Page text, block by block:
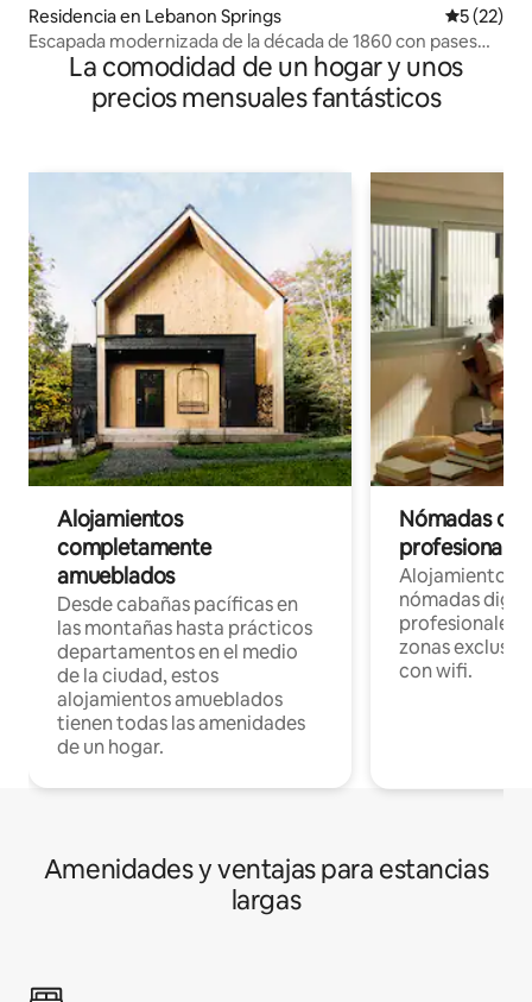
Residencia en Lebanon Springs
5 (22)
Escapada modernizada de la década de 1860 con pases
para el lago Queechy*
La comodidad de un hogar y unos
precios mensuales fantásticos
Alojamientos
completamente
amueblados
Desde cabañas pacíficas en
las montañas hasta prácticos
departamentos en el medio
de la ciudad, estos
alojamientos amueblados
tienen todas las amenidades
de un hogar.
Nómadas
Alojamientos
nómadas
profesionales
zonas
con wifi.
Amenidades y ventajas para estancias
largas